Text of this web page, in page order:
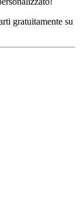
gratuitamente su